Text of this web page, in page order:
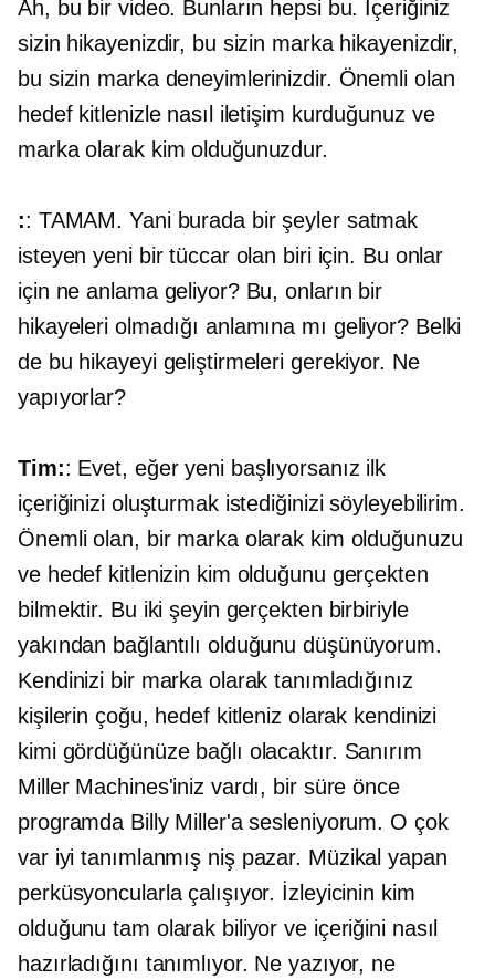
Ah, bu bir video. Bunların hepsi bu. İçeriğiniz
sizin hikayenizdir, bu sizin marka hikayenizdir,
bu sizin marka deneyimlerinizdir. Önemli olan
hedef kitlenizle nasıl iletişim kurduğunuz ve
marka olarak kim olduğunuzdur.
:: TAMAM. Yani burada bir şeyler satmak
isteyen yeni bir tüccar olan biri için. Bu onlar
için ne anlama geliyor? Bu, onların bir
hikayeleri olmadığı anlamına mı geliyor? Belki
de bu hikayeyi geliştirmeleri gerekiyor. Ne
yapıyorlar?
Tim:: Evet, eğer yeni başlıyorsanız ilk
içeriğinizi oluşturmak istediğinizi söyleyebilirim.
Önemli olan, bir marka olarak kim olduğunuzu
ve hedef kitlenizin kim olduğunu gerçekten
bilmektir. Bu iki şeyin gerçekten birbiriyle
yakından bağlantılı olduğunu düşünüyorum.
Kendinizi bir marka olarak tanımladığınız
kişilerin çoğu, hedef kitleniz olarak kendinizi
kimi gördüğünüze bağlı olacaktır. Sanırım
Miller Machines'iniz vardı, bir süre önce
programda Billy Miller'a sesleniyorum. O çok
var iyi tanımlanmış niş pazar. Müzikal yapan
perküsyoncularla çalışıyor. İzleyicinin kim
olduğunu tam olarak biliyor ve içeriğini nasıl
hazırladığını tanımlıyor. Ne yazıyor, ne